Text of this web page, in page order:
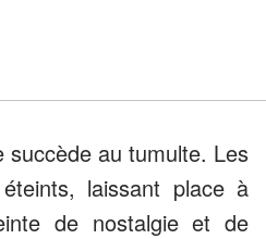
succède au tumulte. Les
laissant place à
de nostalgie et de